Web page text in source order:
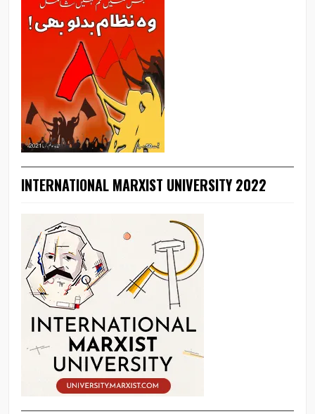
INTERNATIONAL MARXIST UNIVERSITY 2022